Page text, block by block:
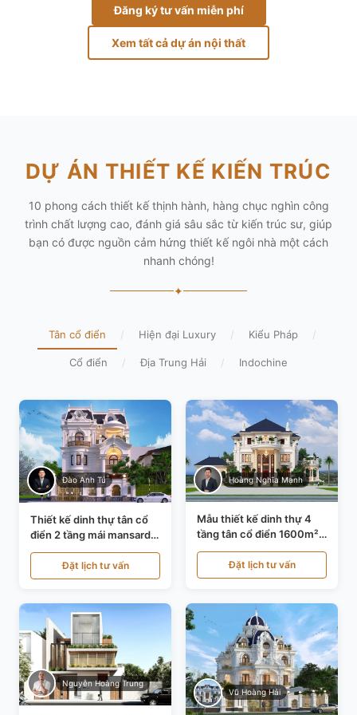
Đăng ký tư vấn miễn phí
Xem tất cả dự án nội thất
DỰ ÁN THIẾT KẾ KIẾN TRÚC
10 phong cách thiết kế thịnh hành, hàng chục nghìn công
trình chất lượng cao, đánh giá sâu sắc từ kiến trúc sư, giúp
bạn có được nguồn cảm hứng thiết kế ngôi nhà một cách
nhanh chóng!
✦
Tân cổ điển / Hiện đại Luxury / Kiểu Pháp /
Cổ điển / Địa Trung Hải / Indochine
Đào Anh Tú
Thiết kế dinh thự tân cổ
điển 2 tầng mái mansard
tại Bắc Ninh KT20084
Đặt lịch tư vấn
Hoàng Nghĩa Mạnh
Mẫu thiết kế dinh thự 4
tầng tân cổ điển 1600m²
tại Thanh Hóa KT20071
Đặt lịch tư vấn
Nguyễn Hoàng Trung
Vũ Hoàng Hải